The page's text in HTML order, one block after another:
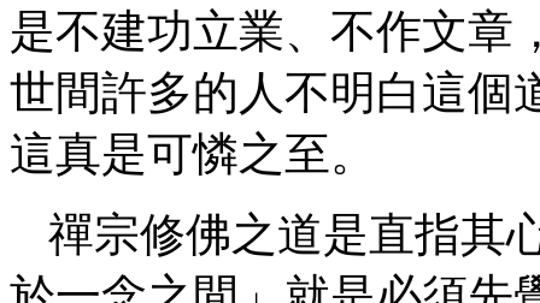
是不建功立業、不作文章
世間許多的人不明白這個
這真是可憐之至。
禪宗修佛之道是直指其